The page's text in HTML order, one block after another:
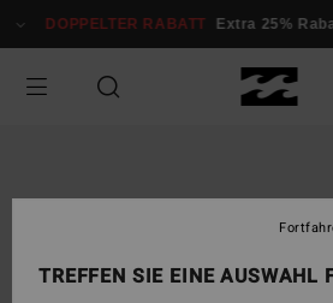
zur
springen
DOPPELTER RABATT Extra 25%
TREFFEN SIE EINE AUSWAHL